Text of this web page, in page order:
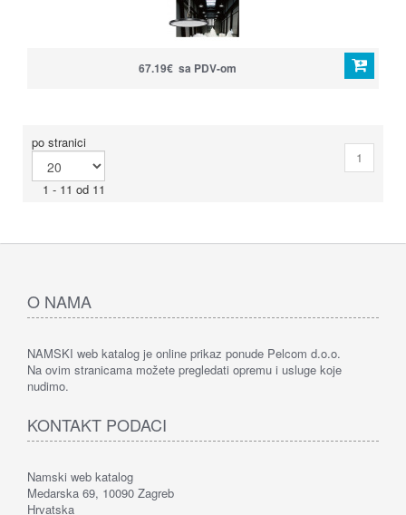
67.19€ sa PDV-om
po stranici
1 - 11 od 11
1
O NAMA
NAMSKI web katalog je online prikaz ponude Pelcom d.o.o.
Na ovim stranicama možete pregledati opremu i usluge koje
nudimo.
KONTAKT PODACI
Namski web katalog
Medarska 69, 10090 Zagreb
Hrvatska